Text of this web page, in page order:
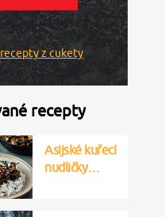
z cukety
recepty
Asijské kuřecí
nudličky…